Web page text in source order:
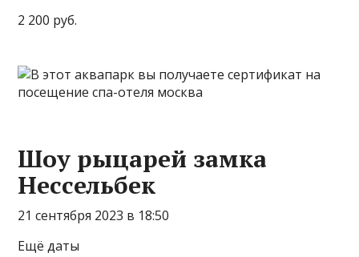
2 200 руб.
Шоу рыцарей замка
Нессельбек
21 сентября 2023 в 18:50
Ещё даты